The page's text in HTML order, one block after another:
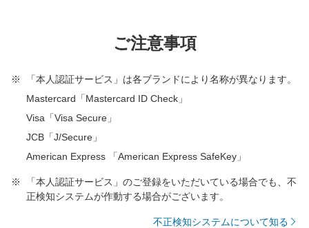
ご注意事項
「本人認証サービス」は各ブランドにより名称が異なります。
Mastercard「Mastercard ID Check」
Visa「Visa Secure」
JCB「J/Secure」
American Express 「American Express SafeKey」
「本人認証サービス」のご登録をいただいている場合でも、不
正検知システムが作動する場合がございます。
不正検知システムについて知る